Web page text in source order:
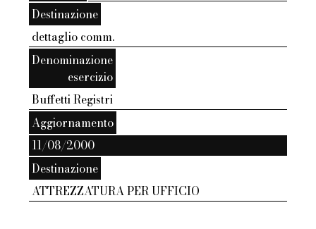
Destinazione
dettaglio comm.
Denominazione
esercizio
Buffetti Registri
Aggiornamento
11/08/2000
Destinazione
ATTREZZATURA PER UFFICIO